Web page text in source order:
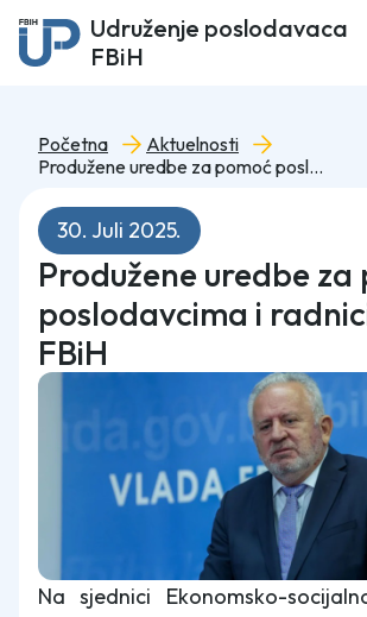
Udruženje poslodavaca
FBiH
Početna
Aktuelnosti
Produžene uredbe za pomoć poslodavcima i radnicima u FBiH
30. Juli 2025.
Produžene uredbe za
poslodavcima i
FBiH
Na sjednici Ekonomsko-